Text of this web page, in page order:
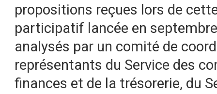
propositions reçues lors de
participatif lancée en
analysés par un comité de
représentants du Service des
finances et de la trésorerie, du